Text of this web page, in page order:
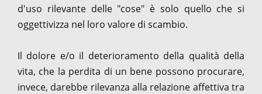
d'uso rilevante delle "cose" è solo quello che si
oggettivizza nel loro valore di scambio.
Il dolore e/o il deterioramento della qualità della
vita, che la perdita di un bene possono procurare,
invece, darebbe rilevanza alla relazione affettiva tra